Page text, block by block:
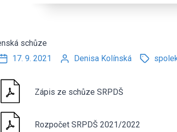
schůze
17. 9. 2021
Denisa Kolínská
Zápis ze schůze SRPDŠ
Rozpočet SRPDŠ 2021/2022